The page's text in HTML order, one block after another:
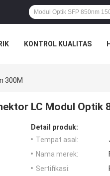
KONTROL KUALITAS
300M
LC Modul Optik
Detail produk:
Tempat asal:
Nama merek:
Sertifikasi: